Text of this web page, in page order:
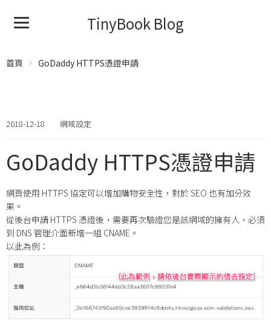
TinyBook Blog
首頁 GoDaddy HTTPS憑證申請
2018-12-18 網域設定
GoDaddy HTTPS憑證申請
網頁使用 HTTPS 協定可以增加購物安全性，對於 SEO 也有加分效
果。
從後台申請 HTTPS 憑證後，需要再次驗證您是該網域的擁有人，必須
到 DNS 管理介面新增一組 CNAME。
以此為例：